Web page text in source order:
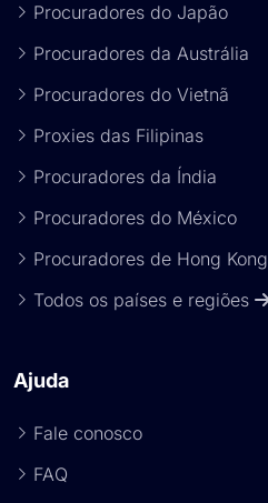
Procuradores do Japão
Procuradores da Austrália
Procuradores do Vietnã
Proxies das Filipinas
Procuradores da Índia
Procuradores do México
Procuradores de Hong Kong
Todos os países e regiões
Ajuda
Fale conosco
FAQ